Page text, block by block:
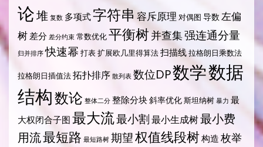
论堆 复数 多项式字符串 容斥原理 对偶图 导数 左偏
树 差分 差分约束 常数优化平衡树并查集强连通分量
归并排序 快速幂 打表扩展欧几里得算法扫描线拉格朗日乘数法
拉格朗日插值法拓扑排序 散列表 数位DP数学数据
结构数论 整体二分 整除分块斜率优化斯坦纳树 暴力 最
大权闭合子图 最大流最小割 最小生成树最小费
用流最短路 最短路树 期望权值线段树构造 枚举